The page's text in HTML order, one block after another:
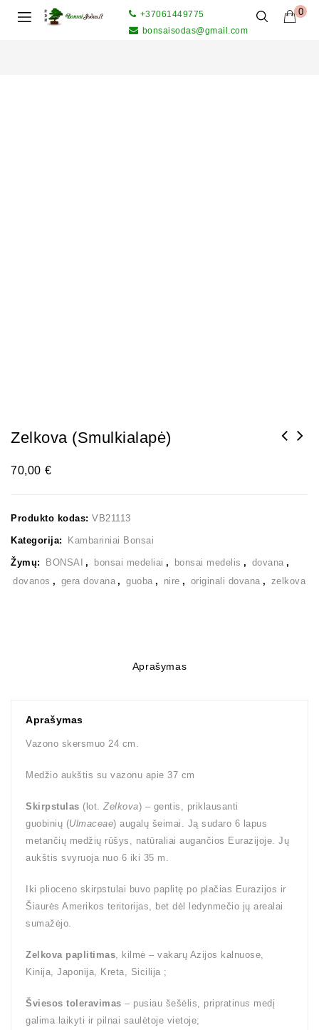
0
+37061449775
bonsaisodas@gmail.com
Zelkova (smulkialapė)
70,00 €
Produkto kodas: VB21113
Kategorija: Kambariniai Bonsai
Žymų: BONSAI , bonsai medeliai , bonsai medelis , dovana ,
dovanos , gera dovana , guoba , nire , originali dovana , zelkova
Aprašymas
Aprašymas
Vazono skersmuo 24 cm.
Medžio aukštis su vazonu apie 37 cm
Skirpstulas (lot. Zelkova) – gentis, priklausanti
guobinių (Ulmaceae) augalų šeimai. Ją sudaro 6 lapus
metančių medžių rūšys, natūraliai augančios Eurazijoje. Jų
aukštis svyruoja nuo 6 iki 35 m.
Iki plioceno skirpstulai buvo paplitę po plačias Eurazijos ir
Šiaurės Amerikos teritorijas, bet dėl ledynmečio jų arealai
sumažėjo.
Zelkova paplitimas, kilmė – vakarų Azijos kalnuose,
Kinija, Japonija, Kreta, Sicilija ;
Šviesos toleravimas – pusiau šešėlis, pripratinus medį
galima laikyti ir pilnai saulėtoje vietoje;